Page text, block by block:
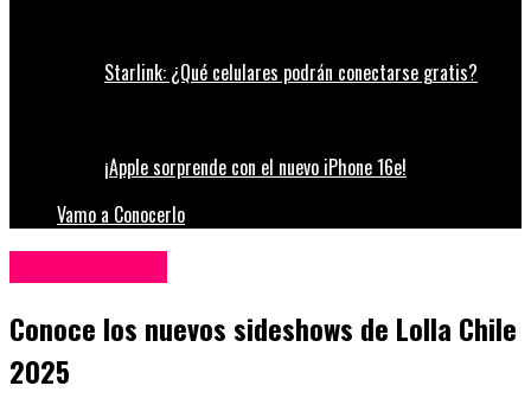
Starlink: ¿Qué celulares podrán conectarse gratis?
¡Apple sorprende con el nuevo iPhone 16e!
Vamo a Conocerlo
Conoce los nuevos sideshows de Lolla Chile
2025